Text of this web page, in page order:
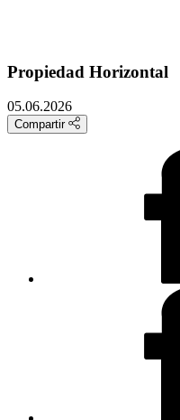
Propiedad Horizontal
05.06.2026
Compartir